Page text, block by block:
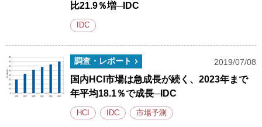
比21.9％増─IDC
IDC
調査・レポート 2019/07/08
国内HCI市場は急成長が続く、2023年まで
年平均18.1％で成長─IDC
HCI IDC 市場予測